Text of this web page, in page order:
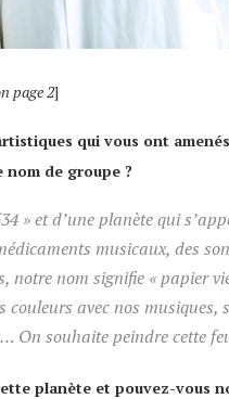
page 2]
qui vous ont
de groupe ?
» et d’une planète qui
musicaux, des
nom signifie « papier
avec nos musiques,
On souhaite peindre cette
planète et pouvez-vous